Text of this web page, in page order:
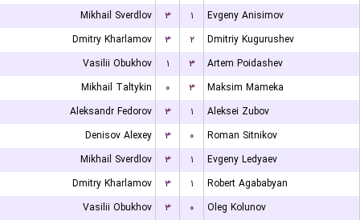
Mikhail Sverdlov
۳ ۱
Evgeny Anisimov
Dmitry Kharlamov
۳ ۲
Dmitriy Kugurushev
Vasilii Obukhov
۱ ۳
Artem Poidashev
Mikhail Taltykin
۰ ۳
Maksim Mameka
Aleksandr Fedorov
۳ ۱
Aleksei Zubov
Denisov Alexey
۳ ۰
Roman Sitnikov
Mikhail Sverdlov
۳ ۱
Evgeny Ledyaev
Dmitry Kharlamov
۳ ۱
Robert Agababyan
Vasilii Obukhov
۳ ۰
Oleg Kolunov